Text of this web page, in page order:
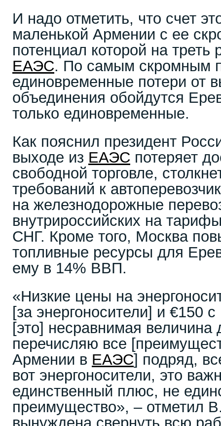
И надо отметить, что счет
маленькой Армении с ее
потенциал которой на треть
ЕАЭС. По самым скромным
единовременные потери от
объединения обойдутся
только единовременные.
Как пояснил президент
выходе из ЕАЭС потеряет
свободной торговле,
требований к
на железнодорожные
внутрироссийских на
СНГ. Кроме того, Москва
топливные ресурсы для
ему в 14% ВВП.
«Низкие цены на
[за энергоносители] и €150
[это] несравнимая
перечисляю все
Армении в ЕАЭС] подряд,
вот энергоносители, это
единственный плюс, не
преимущество», – отметил